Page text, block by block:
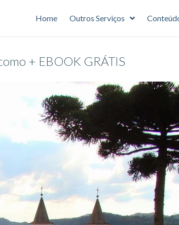
Home Outros Serviços
+ EBOOK GRÁTIS